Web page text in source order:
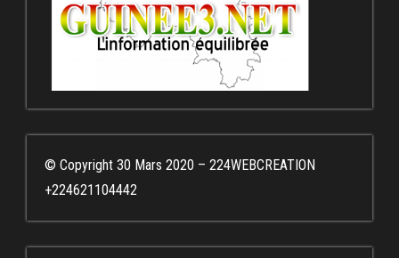
© Copyright 30 Mars 2020 – 224WEBCREATION
+224621104442